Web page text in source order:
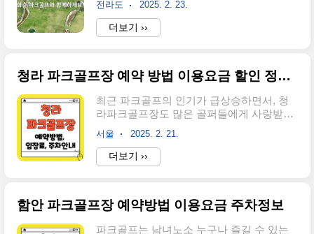
일: 매주 월요일, 공휴일, 3월~4월(잔디 생육
기간) ✅유의사항● 신분증 지참 필수: 입장
시 신분증을 제시하여 방문증을 발급받으세
에서 골프를 즐길 수 있는 최적의 장소인데
요.어떻게 예약하고, 이용 요금은 얼마인지,
코스는 어떤지 궁금하셨다면, 이 글을 통해
방법 및 유의사항화순 파크골프장은 사전
공휴일에는 예약이 빠르게 마감되니 미리
예약하시는 것이 좋습니다. 1. 예약 방법 ✅
온라인 예약: 화순군청 통합예약 서비스를
정 7일 전 오전 10시부터 이용 예정 1일 전
전라도 2025. 2. 23.
더보기 ››
청라 파크골프장 예약 방법 이용요금 할인 정보 코스 정리
최근 파크골프의 인기가 급상승하면서, 청
라파크골프장도 많은 골퍼들에게 사랑받고
있어요.도심에서 가까운 위치와 깔끔한 코
스 덕분에 누구나 편하게 즐길 수 있는 곳인
데요!예약 방법, 이용 요금은 얼마인지, 코스
는 어떤지 궁금하셨다면 이 글을 끝까지 읽
의사항 청라파크골프장은 사전 예약제로 운
서울 2025. 2. 21.
더보기 ››
함안 파크골프장 예약방법 이용요금 주차정보
파크골프는 남녀노소 누구나 즐길 수 있는